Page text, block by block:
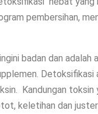
pembersihan,
badan dan
Detoksifikasi
Kandungan
keletihan dan